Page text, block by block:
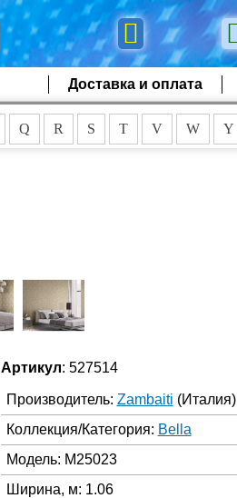
Доставка и оплата
Q R S T V W Y
Артикул: 527514
Производитель: Zambaiti (Италия)
Коллекция/Категория: Bella
Модель: M25023
Ширина, м: 1.06